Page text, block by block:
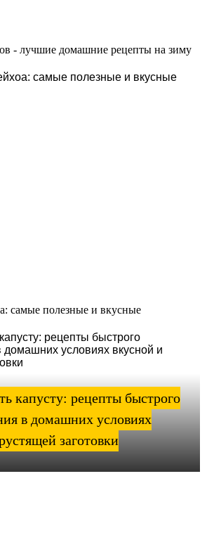
- лучшие домашние рецепты на зиму
самые полезные и вкусные
капусту: рецепты быстрого
в домашних условиях
заготовки